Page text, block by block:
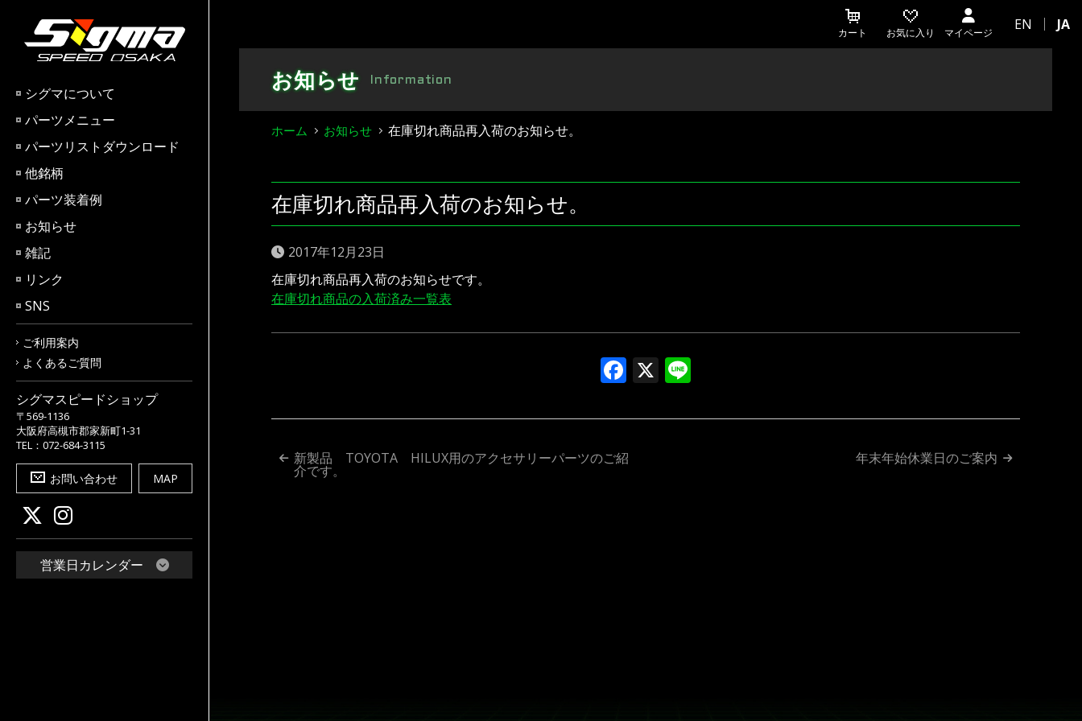
content
シグマについて
パーツメニュー
パーツリストダウンロード
他銘柄
パーツ装着例
お知らせ
雑記
リンク
SNS
ご利用案内
よくあるご質問
シグマスピードショップ
〒569-1136
大阪府高槻市郡家新町1-31
TEL：072-684-3115
お問い合わせ MAP
営業日カレンダー
カート お気に入り マイページ EN JA
お知らせ Information
ホーム お知らせ 在庫切れ商品再入荷のお知らせ。
在庫切れ商品再入荷のお知らせ。
2017年12月23日
在庫切れ商品再入荷のお知らせです。
在庫切れ商品の入荷済み一覧表
Facebook
X
投 新製品 TOYOTA HILUX用のアクセサリーパーツのご紹
介です。
年末年始休業日のご案内